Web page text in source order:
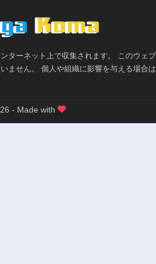
ターネット上で収集されます。 このウェ
ません。 個人や組織に影響を与える場合
- Made with